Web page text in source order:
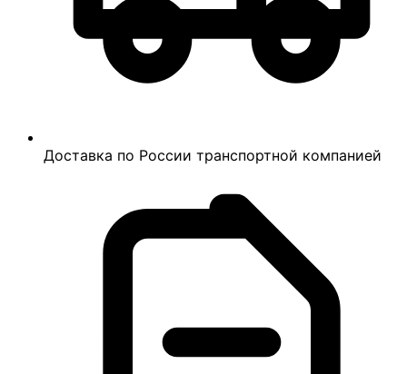
Доставка по России транспортной компанией